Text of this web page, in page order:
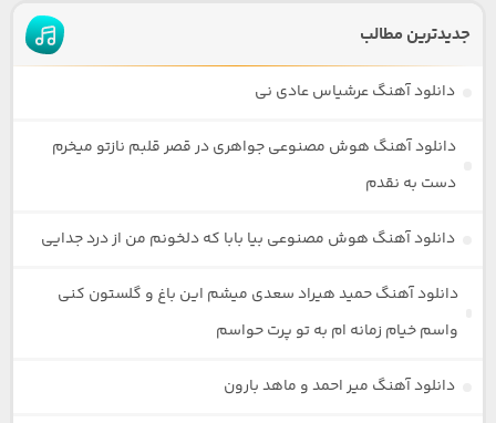
جدیدترین مطالب
دانلود آهنگ عرشیاس عادی نی
دانلود آهنگ هوش مصنوعی جواهری در قصر قلبم نازتو میخرم
دست به نقدم
دانلود آهنگ هوش مصنوعی بیا بابا که دلخونم من از درد جدایی
دانلود آهنگ حمید هیراد سعدی میشم این باغ و گلستون کنی
واسم خیام زمانه ام به تو پرت حواسم
دانلود آهنگ میر احمد و ماهد بارون